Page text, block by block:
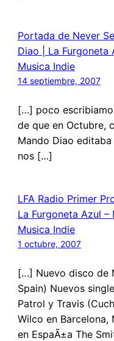
Portada de Never
Diao | La Furgoneta
Musica Indie
14 septiembre, 2007
[…] poco
de que en Octubre,
Mando Diao
nos […]
LFA Radio Primer
La Furgoneta Azul –
Musica Indie
1 octubre, 2007
[…] Nuevo disco de
Spain) Nuevos
Patrol y Travis
Wilco en
en EspaÃ±a The